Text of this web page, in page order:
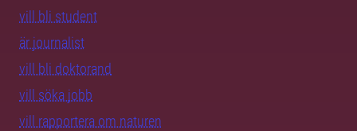
vill bli student
är journalist
vill bli doktorand
vill söka jobb
vill rapportera om naturen